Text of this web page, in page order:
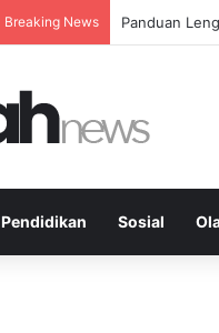
Breaking News Panduan
Pendidikan Sosial